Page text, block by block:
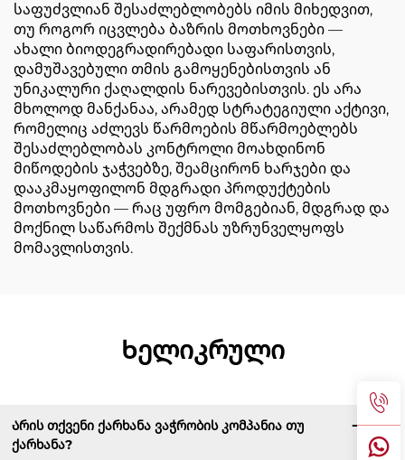
საფუძვლიან შესაძლებლობებს იმის მიხედვით,
თუ როგორ იცვლება ბაზრის მოთხოვნები —
ახალი ბიოდეგრადირებადი საფარისთვის,
დამუშავებული თმის გამოყენებისთვის ან
უნიკალური ქაღალდის ნარევებისთვის. ეს არა
მხოლოდ მანქანაა, არამედ სტრატეგიული აქტივი,
რომელიც აძლევს წარმოების მწარმოებლებს
შესაძლებლობას კონტროლი მოახდინონ
მიწოდების ჯაჭვებზე, შეამცირონ ხარჯები და
დააკმაყოფილონ მდგრადი პროდუქტების
მოთხოვნები — რაც უფრო მომგებიან, მდგრად და
მოქნილ საწარმოს შექმნას უზრუნველყოფს
მომავლისთვის.
Ხელიკრული
Არის თქვენი ქარხანა ვაჭრობის კომპანია თუ
ქარხანა?